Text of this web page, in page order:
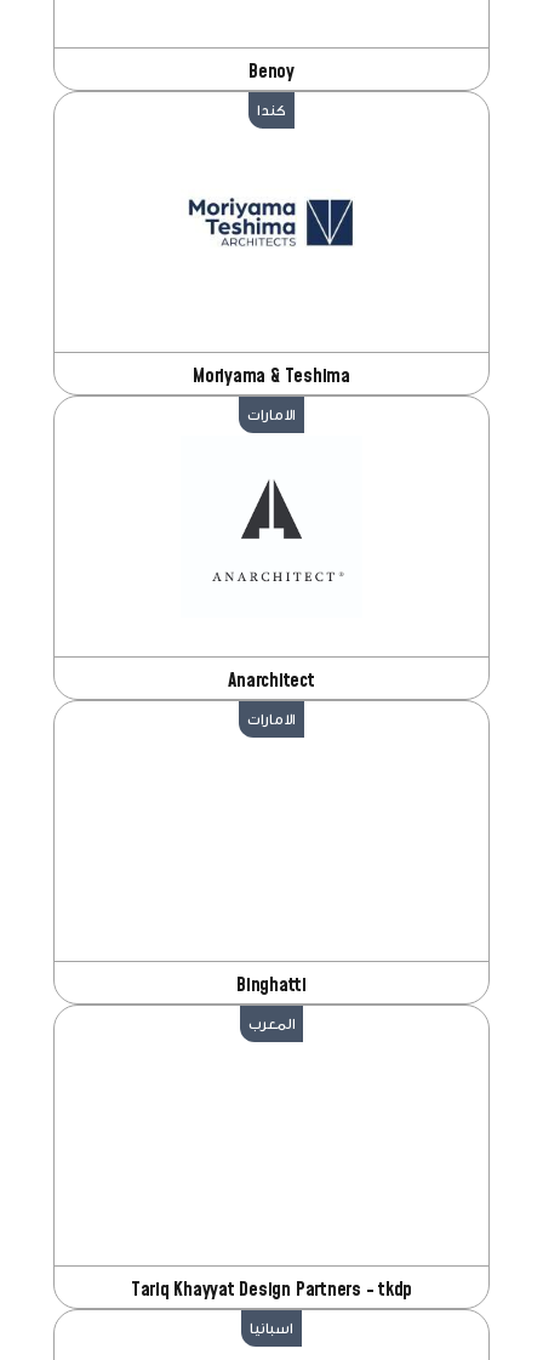
Benoy
Moriyama & Teshima
كندا
Anarchitect
الامارات
Binghatti
الامارات
Tariq Khayyat Design Partners - tkdp
المعرب
اسبانيا